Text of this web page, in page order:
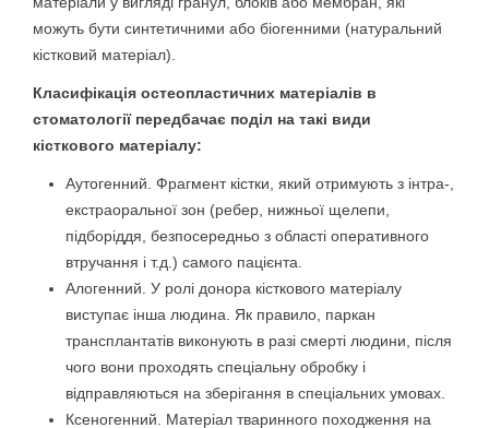
можуть бути синтетичними або біогенними (натуральний
кістковий матеріал).
Класифікація остеопластичних матеріалів в
стоматології передбачає поділ на такі види
кісткового матеріалу:
Аутогенний. Фрагмент кістки, який отримують з інтра-,
екстраоральної зон (ребер, нижньої щелепи,
підборіддя, безпосередньо з області оперативного
втручання і т.д.) самого пацієнта.
Алогенний. У ролі донора кісткового матеріалу
виступає інша людина. Як правило, паркан
трансплантатів виконують в разі смерті людини, після
чого вони проходять спеціальну обробку і
відправляються на зберігання в спеціальних умовах.
Ксеногенний. Матеріал тваринного походження на